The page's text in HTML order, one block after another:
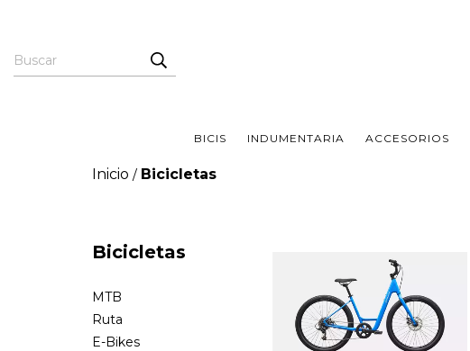
BICIS INDUMENTARIA ACCESORIOS
Inicio / Bicicletas
Bicicletas
MTB
Ruta
E-Bikes